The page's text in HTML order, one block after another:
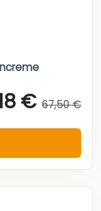
€ 67,50 €